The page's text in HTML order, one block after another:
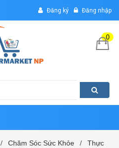
Đăng ký Đăng nhập
0
/ Chăm Sóc Sức Khỏe /
Thực